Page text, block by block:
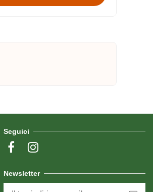
Seguici
Newsletter